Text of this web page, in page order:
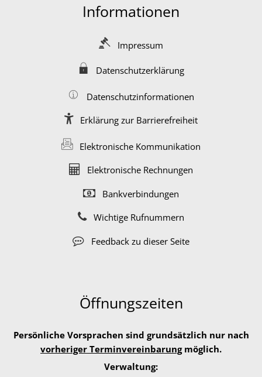
Informationen
Impressum
Datenschutzerklärung
Datenschutzinformationen
Erklärung zur Barrierefreiheit
Elektronische Kommunikation
Elektronische Rechnungen
Bankverbindungen
Wichtige Rufnummern
Feedback zu dieser Seite
Öffnungszeiten
Persönliche Vorsprachen sind grundsätzlich nur nach
vorheriger Terminvereinbarungmöglich.
Verwaltung: